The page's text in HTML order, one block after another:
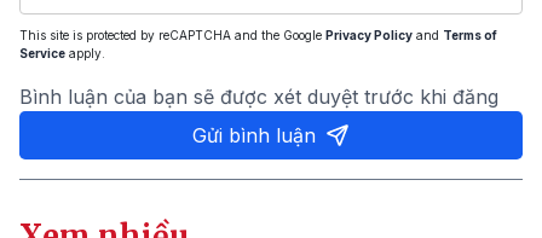
This site is protected by reCAPTCHA and the Google Privacy Policy and Terms of
Service apply.
Bình luận của bạn sẽ được xét duyệt trước khi đăng
Gửi bình luận